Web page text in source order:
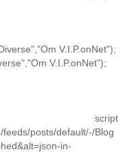
V.I.P.onNet");
V.I.P.onNet");
posts/default/-/Blog
in-